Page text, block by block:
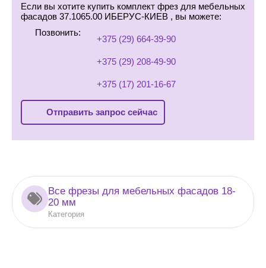
Если вы хотите купить комплект фрез для мебельных
фасадов 37.1065.00 ИБЕРУС-КИЕВ , вы можете:
Позвонить:
+375 (29) 664-39-90
+375 (29) 208-49-90
+375 (17) 201-16-67
Отправить запрос сейчас
Все фрезы для мебельных фасадов 18-
20 мм
Категория